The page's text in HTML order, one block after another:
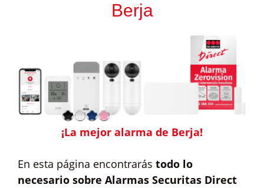
Berja
¡La mejor alarma de Berja!
En esta página encontrarás todo lo
necesario sobre Alarmas Securitas Direct